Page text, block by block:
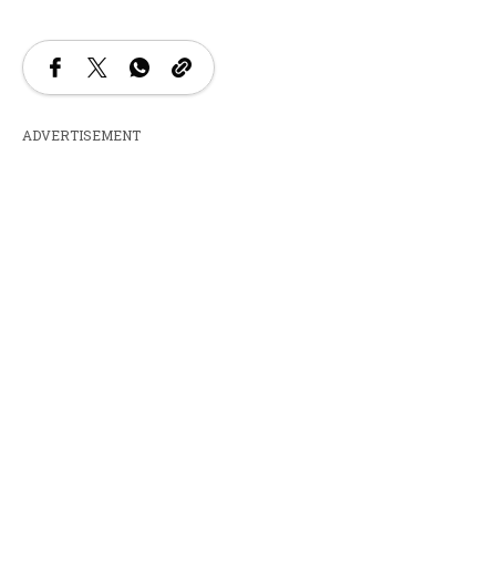
ADVERTISEMENT